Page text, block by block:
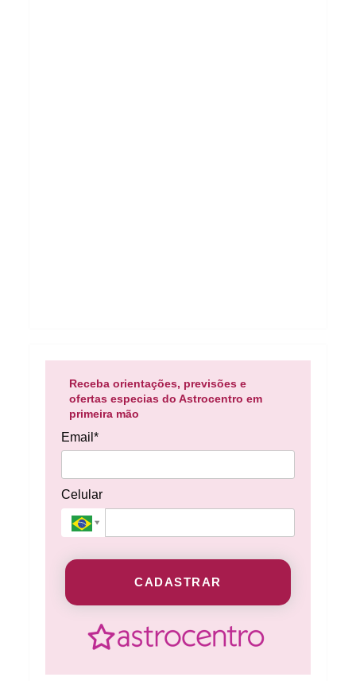
Receba orientações, previsões e
ofertas especias do Astrocentro em
primeira mão
Email*
Celular
CADASTRAR